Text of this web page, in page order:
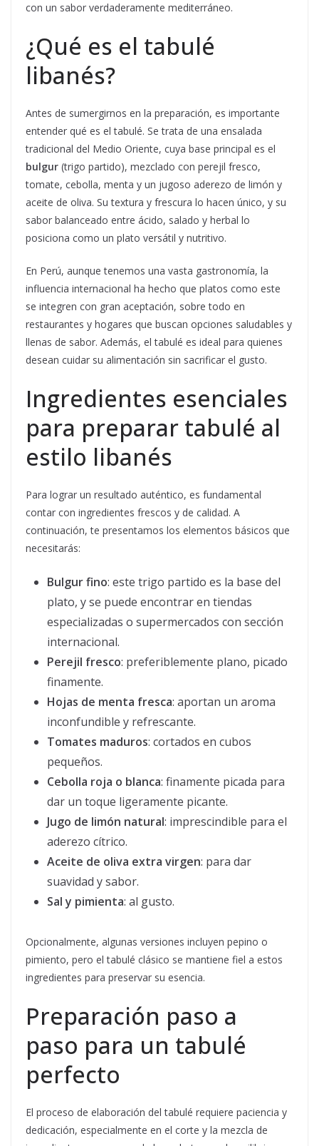
con un sabor verdaderamente mediterráneo.
¿Qué es el tabulé
libanés?
Antes de sumergirnos en la preparación, es importante
entender qué es el tabulé. Se trata de una ensalada
tradicional del Medio Oriente, cuya base principal es el
bulgur (trigo partido), mezclado con perejil fresco,
tomate, cebolla, menta y un jugoso aderezo de limón y
aceite de oliva. Su textura y frescura lo hacen único, y su
sabor balanceado entre ácido, salado y herbal lo
posiciona como un plato versátil y nutritivo.
En Perú, aunque tenemos una vasta gastronomía, la
influencia internacional ha hecho que platos como este
se integren con gran aceptación, sobre todo en
restaurantes y hogares que buscan opciones saludables y
llenas de sabor. Además, el tabulé es ideal para quienes
desean cuidar su alimentación sin sacrificar el gusto.
Ingredientes esenciales
para preparar tabulé al
estilo libanés
Para lograr un resultado auténtico, es fundamental
contar con ingredientes frescos y de calidad. A
continuación, te presentamos los elementos básicos que
necesitarás:
Bulgur fino: este trigo partido es la base del
plato, y se puede encontrar en tiendas
especializadas o supermercados con sección
internacional.
Perejil fresco: preferiblemente plano, picado
finamente.
Hojas de menta fresca: aportan un aroma
inconfundible y refrescante.
Tomates maduros: cortados en cubos
pequeños.
Cebolla roja o blanca: finamente picada para
dar un toque ligeramente picante.
Jugo de limón natural: imprescindible para el
aderezo cítrico.
Aceite de oliva extra virgen: para dar
suavidad y sabor.
Sal y pimienta: al gusto.
Opcionalmente, algunas versiones incluyen pepino o
pimiento, pero el tabulé clásico se mantiene fiel a estos
ingredientes para preservar su esencia.
Preparación paso a
paso para un tabulé
perfecto
El proceso de elaboración del tabulé requiere paciencia y
dedicación, especialmente en el corte y la mezcla de